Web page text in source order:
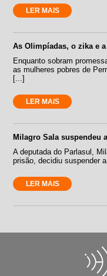
LER MAIS
As Olimpíadas, o zika e
Enquanto sobram
as mulheres pobres de
[...]
LER MAIS
Milagro Sala suspendeu
A deputada do Parlasul,
prisão, decidiu suspender
LER MAIS